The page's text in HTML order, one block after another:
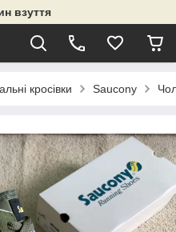
взуття
кросівки Saucony